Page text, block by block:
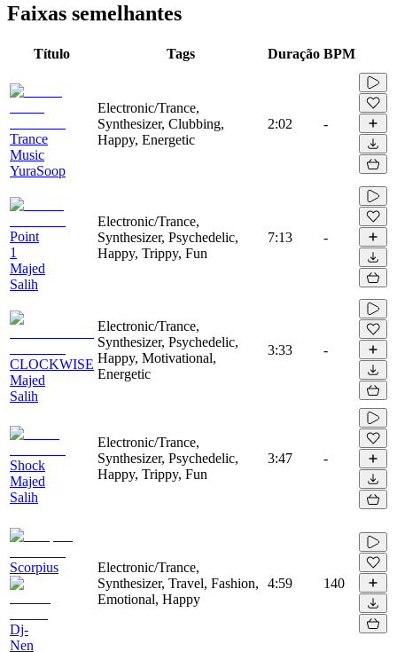
Faixas semelhantes
Título Tags Duração BPM
Trance
Music
YuraSoop
Electronic/Trance,
Synthesizer, Clubbing,
Happy, Energetic
2:02 -
Point
1
Majed
Salih
Electronic/Trance,
Synthesizer, Psychedelic,
Happy, Trippy, Fun
7:13 -
CLOCKWISE
Majed
Salih
Electronic/Trance,
Synthesizer, Psychedelic,
Happy, Motivational,
Energetic
3:33 -
Shock
Majed
Salih
Electronic/Trance,
Synthesizer, Psychedelic,
Happy, Trippy, Fun
3:47 -
Scorpius
Dj-
Nen
Electronic/Trance,
Synthesizer, Travel, Fashion,
Emotional, Happy
4:59 140